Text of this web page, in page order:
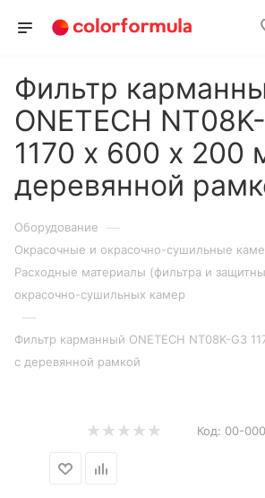
Фильтр
ONETECH
1170 х 600 х 200
деревянной
Оборудование —
Окрасочные и окрасочно-сушильные
Расходные материалы (фильтра и
окрасочно-сушильных камер
—
Фильтр карманный ONETECH NT08K-G3
с деревянной рамкой
Код: 00-